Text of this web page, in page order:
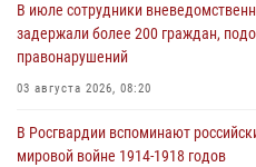
В июле сотрудники
задержали более 200 граждан,
правонарушений
03 августа 2026, 08:20
В Росгвардии вспоминают
мировой войне 1914-1918 годов